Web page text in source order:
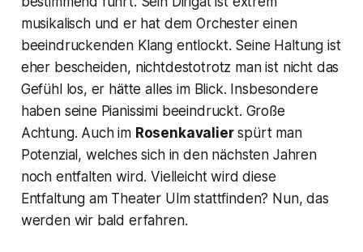
musikalisch und er hat dem Orchester einen
beeindruckenden Klang entlockt. Seine Haltung ist
eher bescheiden, nichtdestotrotz man ist nicht das
Gefühl los, er hätte alles im Blick. Insbesondere
haben seine Pianissimi beeindruckt. Große
Achtung. Auch im Rosenkavalier spürt man
Potenzial, welches sich in den nächsten Jahren
noch entfalten wird. Vielleicht wird diese
Entfaltung am Theater Ulm stattfinden? Nun, das
werden wir bald erfahren.